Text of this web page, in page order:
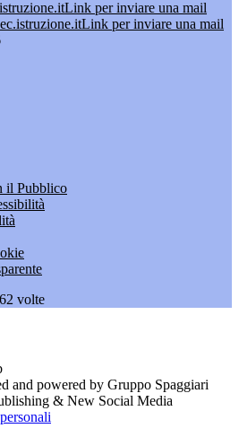
Link per inviare una mail
Link per inviare una mail
il Pubblico
volte
and powered by Gruppo Spaggiari
& New Social Media